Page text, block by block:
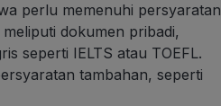
perlu memenuhi persyaratan
dokumen pribadi,
seperti IELTS atau TOEFL.
tambahan, seperti